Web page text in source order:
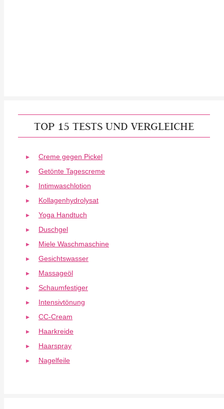
TOP 15 TESTS UND VERGLEICHE
Creme gegen Pickel
Getönte Tagescreme
Intimwaschlotion
Kollagenhydrolysat
Yoga Handtuch
Duschgel
Miele Waschmaschine
Gesichtswasser
Massageöl
Schaumfestiger
Intensivtönung
CC-Cream
Haarkreide
Haarspray
Nagelfeile